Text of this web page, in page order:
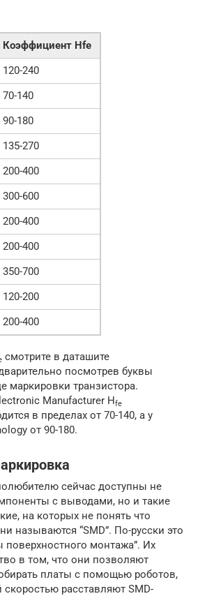
Коэффициент Hfe
120-240
70-140
90-180
135-270
200-400
300-600
200-400
200-400
350-700
120-200
200-400
смотрите в даташите
посмотрев буквы
маркировки транзистора.
Manufacturer Hfe
в пределах от 70-140, а у
от 90-180.
сейчас доступны не
с выводами, но и такие
на которых не понять что
называются “SMD”. По-русски это
поверхностного монтажа”. Их
в том, что они позволяют
платы с помощью роботов,
расставляют SMD-